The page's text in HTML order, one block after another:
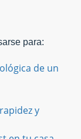
para:
de un
y